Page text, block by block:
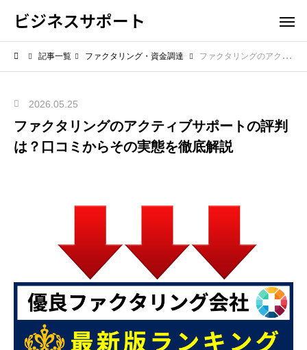
ビジネスサポート
記事一覧 ファクタリング・資金調達 ファクタリングのアクティブサポートの評判は？口コミからその実態を徹底解説
2026.05.25
ファクタリングのアクティブサポートの評判
は？口コミからその実態を徹底解説